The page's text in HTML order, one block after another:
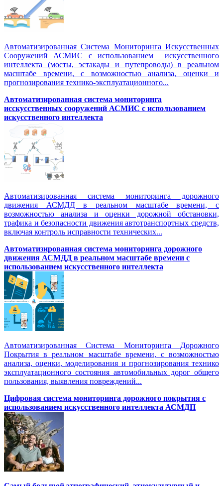
Автоматизированная Система Мониторинга Искусственных
Сооружений АСМИС с использованием искусственного
интеллекта (мосты, эстакады и путепроводы) в реальном
масштабе времени, с возможностью анализа, оценки и
прогнозирования технико-эксплуатационного...
Автоматизированная система мониторинга
исскусственных сооружений АСМИС с использованием
искусственного интеллекта
Автоматизированная система мониторинга дорожного
движения АСМДД в реальном масштабе времени, с
возможностью анализа и оценки дорожной обстановки,
трафика и безопасности движения автотранспортных средств,
включая контроль исправности технических...
Автоматизированная cистема мониторинга дорожного
движения АСМДД в реальном масштабе времени с
использованием искусственного интеллекта
Автоматизированная Система Мониторинга Дорожного
Покрытия в реальном масштабе времени, с возможностью
анализа, оценки, моделирования и прогнозирования технико
эксплуатационного состояния автомобильных дорог общего
пользования, выявления повреждений...
Цифровая система мониторинга дорожного покрытия с
использованием искусственного интеллекта АСМДП